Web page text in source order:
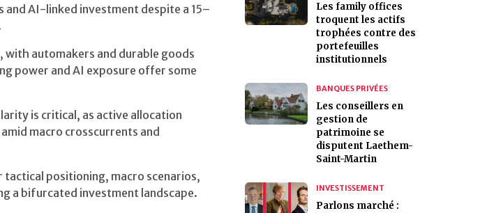
and AI-linked investment despite a 15–
with automakers and durable goods
power and AI exposure offer some
is critical, as active allocation
macro crosscurrents and
positioning, macro scenarios,
a bifurcated investment landscape.
Les family offices
troquent les actifs
trophées contre des
portefeuilles
institutionnels
BANQUES PRIVÉES
Les conseillers en
gestion de
patrimoine se
disputent Laethem-
Saint-Martin
INVESTISSEMENT
Parlons marché :